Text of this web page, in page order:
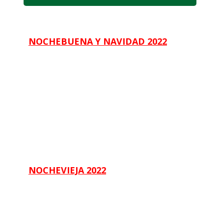
NOCHEBUENA Y NAVIDAD 2022
NOCHEVIEJA 2022